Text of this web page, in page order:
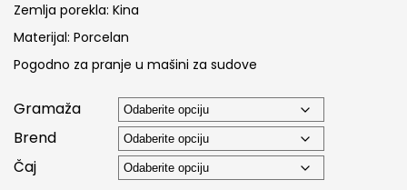
Zemlja porekla: Kina
Materijal: Porcelan
Pogodno za pranje u mašini za sudove
Gramaža
Brend
Čaj